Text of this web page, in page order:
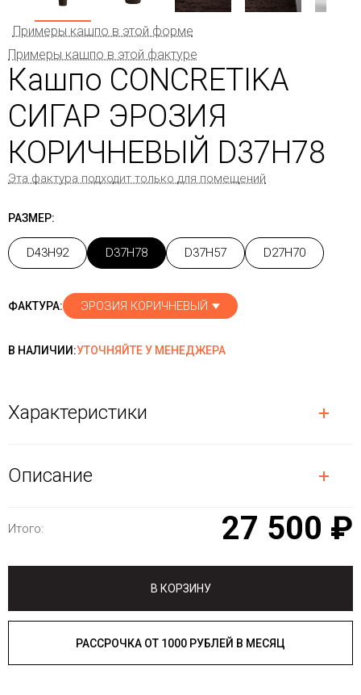
Примеры кашпо в этой форме
Примеры кашпо в этой фактуре
Кашпо CONCRETIKA
СИГАР ЭРОЗИЯ
КОРИЧНЕВЫЙ D37H78
Эта фактура подходит только для помещений
РАЗМЕР:
D43H92 D37H78 D37H57 D27H70
ФАКТУРА: ЭРОЗИЯ КОРИЧНЕВЫЙ
В НАЛИЧИИ:УТОЧНЯЙТЕ У МЕНЕДЖЕРА
Характеристики
Описание
Итого: 27 500 ₽
В КОРЗИНУ
РАССРОЧКА ОТ 1000 РУБЛЕЙ В МЕСЯЦ